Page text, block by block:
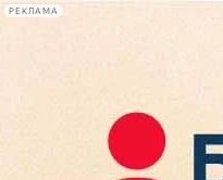
РЕКЛАМА
Сегодня:
2026.08.09
09:44